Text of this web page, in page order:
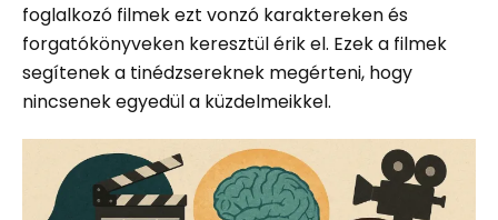
foglalkozó filmek ezt vonzó karaktereken és
forgatókönyveken keresztül érik el. Ezek a filmek
segítenek a tinédzsereknek megérteni, hogy
nincsenek egyedül a küzdelmeikkel.